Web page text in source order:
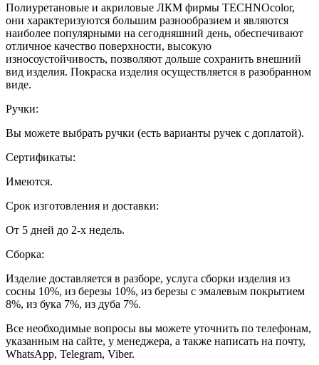
Полиуретановые и акриловые ЛКМ фирмы TECHNOcolor,
они характеризуются большим разнообразием и являются
наиболее популярными на сегодняшний день, обеспечивают
отличное качество поверхности, высокую
износоустойчивость, позволяют дольше сохранить внешний
вид изделия. Покраска изделия осуществляется в разобранном
виде.
Ручки:
Вы можете выбрать ручки (есть варианты ручек с доплатой).
Сертификаты:
Имеются.
Срок изготовления и доставки:
От 5 дней до 2-х недель.
Сборка:
Изделие доставляется в разборе, услуга сборки изделия из
сосны 10%, из березы 10%, из березы с эмалевым покрытием
8%, из бука 7%, из дуба 7%.
Все необходимые вопросы вы можете уточнить по телефонам,
указанным на сайте, у менеджера, а также написать на почту,
WhatsApp, Telegram, Viber.